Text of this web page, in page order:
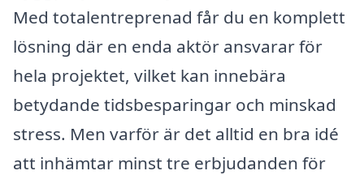
Med totalentreprenad får du en komplett
lösning där en enda aktör ansvarar för
hela projektet, vilket kan innebära
betydande tidsbesparingar och minskad
stress. Men varför är det alltid en bra idé
att inhämtar minst tre erbjudanden för